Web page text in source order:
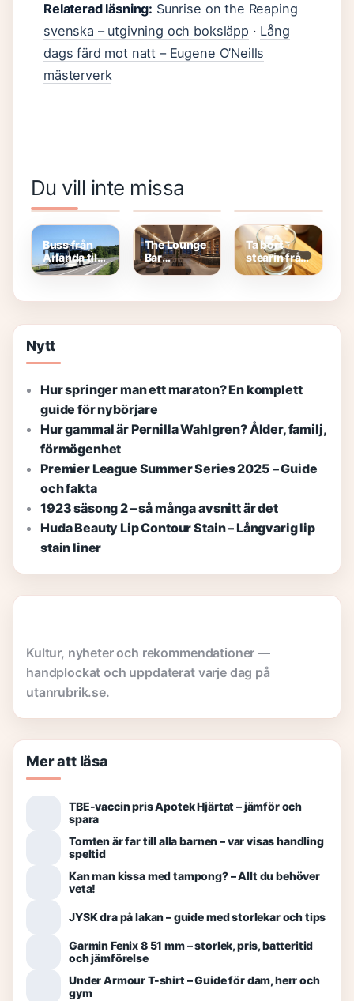
Relaterad läsning: Sunrise on the Reaping
svenska – utgivning och boksläpp · Lång
dags färd mot natt – Eugene O’Neills
mästerverk
Du vill inte missa
Hur mycket
pengar får
man efter
Saffranskladdkaka
utan vit
mandelmassa
gratis på
SVT Play
Buss från
Arlanda till
Västerås:
The Lounge
Bar
Sveavägen –
Ta bort
stearin från
glas –
Nytt
Hur springer man ett maraton? En komplett
guide för nybörjare
Hur gammal är Pernilla Wahlgren? Ålder, familj,
förmögenhet
Premier League Summer Series 2025 – Guide
och fakta
1923 säsong 2 – så många avsnitt är det
Huda Beauty Lip Contour Stain – Långvarig lip
stain liner
Kultur, nyheter och rekommendationer —
handplockat och uppdaterat varje dag på
utanrubrik.se.
Mer att läsa
TBE-vaccin pris Apotek Hjärtat – jämför och
spara
Tomten är far till alla barnen – var visas handling
speltid
Kan man kissa med tampong? – Allt du behöver
veta!
JYSK dra på lakan – guide med storlekar och tips
Garmin Fenix 8 51 mm – storlek, pris, batteritid
och jämförelse
Under Armour T-shirt – Guide för dam, herr och
gym